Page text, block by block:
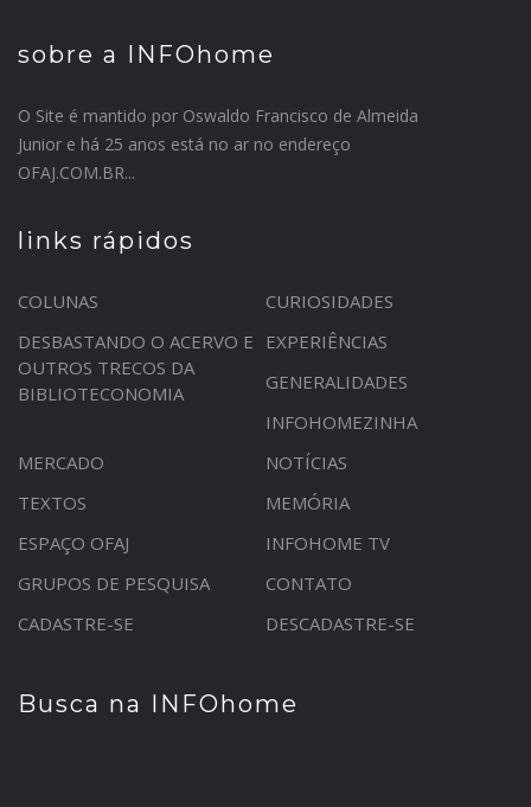
sobre a INFOhome
O Site é mantido por Oswaldo Francisco de Almeida
Junior e há 25 anos está no ar no endereço
OFAJ.COM.BR...
links rápidos
COLUNAS
CURIOSIDADES
DESBASTANDO O ACERVO E
OUTROS TRECOS DA
BIBLIOTECONOMIA
EXPERIÊNCIAS
GENERALIDADES
INFOHOMEZINHA
MERCADO
NOTÍCIAS
TEXTOS
MEMÓRIA
ESPAÇO OFAJ
INFOHOME TV
GRUPOS DE PESQUISA
CONTATO
CADASTRE-SE
DESCADASTRE-SE
Busca na INFOhome